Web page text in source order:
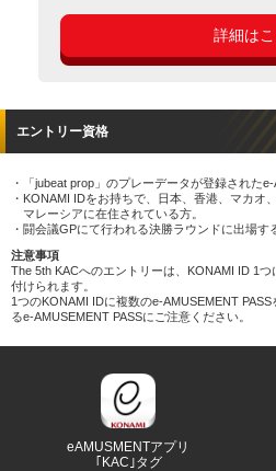
詳細は
エントリー資格
「jubeat prop」のプレーデータが登録された
KONAMI IDをお持ちで、日本、香港、マカオ
マレーシアに在住されている方。
闘会議GPにて行われる決勝ラウンドに出場す
注意事項
The 5th KACへのエントリーは、KONAMI ID 1
付けられます。
1つのKONAMI IDに複数のe-AMUSEMENT
るe-AMUSEMENT PASSにご注意ください。
eAMUSMENTアプリ
｢KAC｣タグ